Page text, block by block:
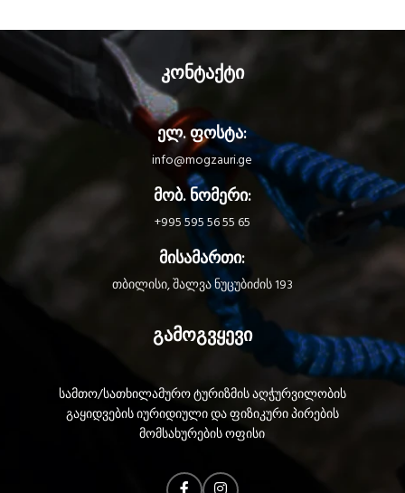
კონტაქტი
ელ. ფოსტა:
info@mogzauri.ge
მობ. ნომერი:
+995 595 56 55 65
მისამართი:
თბილისი, შალვა ნუცუბიძის 193
გამოგვყევი
სამთო/სათხილამურო ტურიზმის აღჭურვილობის
გაყიდვების იურიდიული და ფიზიკური პირების
მომსახურების ოფისი